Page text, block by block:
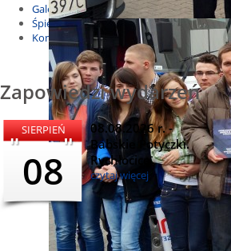
Galeria
Śpiewnik
Kontakt
Zapowiedzi wydarzeń
SIERPIEŃ
08
08.08.2026 r. -
Babskie Potyczki.
Rychłocice
czytaj więcej